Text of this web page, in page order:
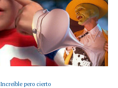
Increíble pero cierto